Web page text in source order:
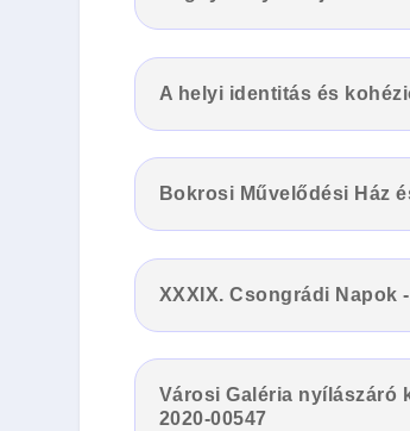
A helyi identitás és
Bokrosi Művelődési Ház
XXXIX. Csongrádi Napok
Városi Galéria nyílászáró
2020-00547